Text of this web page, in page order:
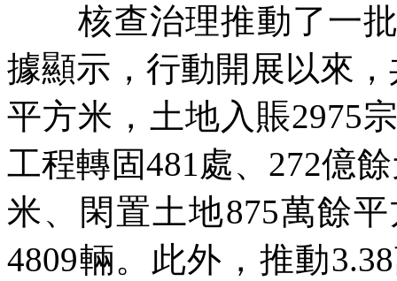
核查治理推動了一批
據顯示，行動開展以來
平方米，土地入賬2975
工程轉固481處、272億
米、閑置土地875萬餘
4809輛。此外，推動